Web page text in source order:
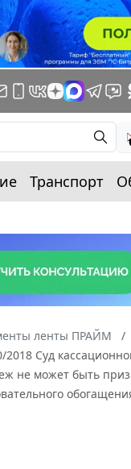
Транспорт
ленты ПРАЙМ
Суд
не может быть